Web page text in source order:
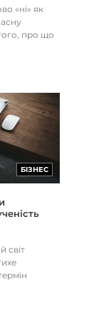
«ні» як
про що
БІЗНЕС
світ